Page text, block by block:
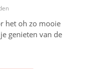
het oh zo mooie
genieten van de